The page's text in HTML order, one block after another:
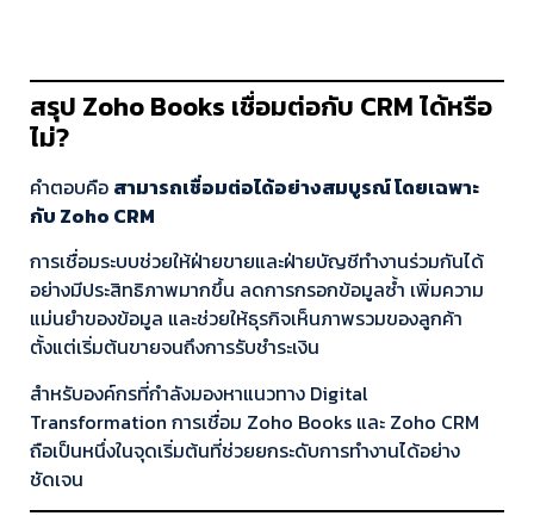
สรุป Zoho Books เชื่อมต่อกับ CRM ได้หรือ
ไม่?
คำตอบคือ สามารถเชื่อมต่อได้อย่างสมบูรณ์ โดยเฉพาะ
กับ Zoho CRM
การเชื่อมระบบช่วยให้ฝ่ายขายและฝ่ายบัญชีทำงานร่วมกันได้
อย่างมีประสิทธิภาพมากขึ้น ลดการกรอกข้อมูลซ้ำ เพิ่มความ
แม่นยำของข้อมูล และช่วยให้ธุรกิจเห็นภาพรวมของลูกค้า
ตั้งแต่เริ่มต้นขายจนถึงการรับชำระเงิน
สำหรับองค์กรที่กำลังมองหาแนวทาง Digital
Transformation การเชื่อม Zoho Books และ Zoho CRM
ถือเป็นหนึ่งในจุดเริ่มต้นที่ช่วยยกระดับการทำงานได้อย่าง
ชัดเจน